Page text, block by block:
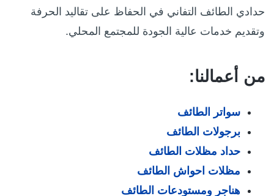
حدادي الطائف التفاني في الحفاظ على تقاليد الحرفة
وتقديم خدمات عالية الجودة للمجتمع المحلي.
من أعمالنا:
سواتر الطائف
برجولات الطائف
حداد مظلات الطائف
مظلات احواش الطائف
هناجر ومستودعات الطائف